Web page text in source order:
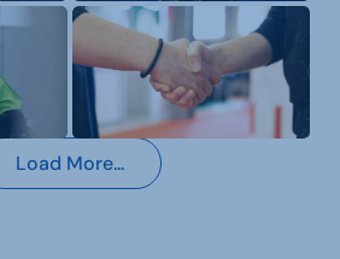
Load More...